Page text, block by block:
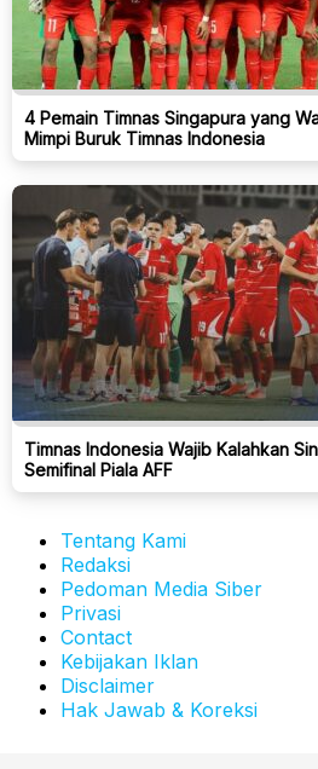
4 Pemain Timnas Singapura yang
Mimpi Buruk Timnas Indonesia
Timnas Indonesia Wajib Kalahkan
Semifinal Piala AFF
Tentang Kami
Redaksi
Pedoman Media Siber
Privasi
Contact
Kebijakan Iklan
Disclaimer
Hak Jawab & Koreksi